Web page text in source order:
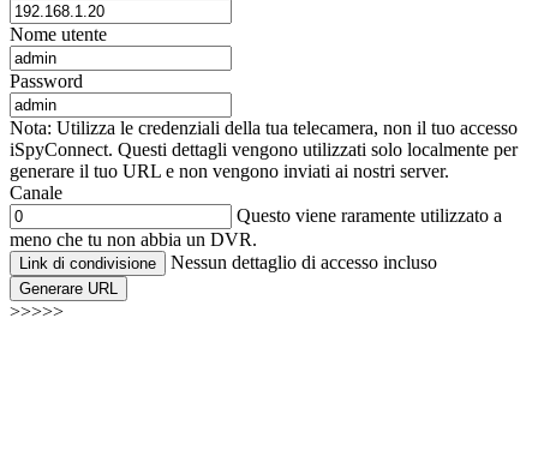
Nome utente
Password
Nota: Utilizza le credenziali della tua telecamera, non il tuo accesso
iSpyConnect. Questi dettagli vengono utilizzati solo localmente per
generare il tuo URL e non vengono inviati ai nostri server.
Canale
Questo viene raramente utilizzato a
meno che tu non abbia un DVR.
Link di condivisione Nessun dettaglio di accesso incluso
Generare URL
>>>>>